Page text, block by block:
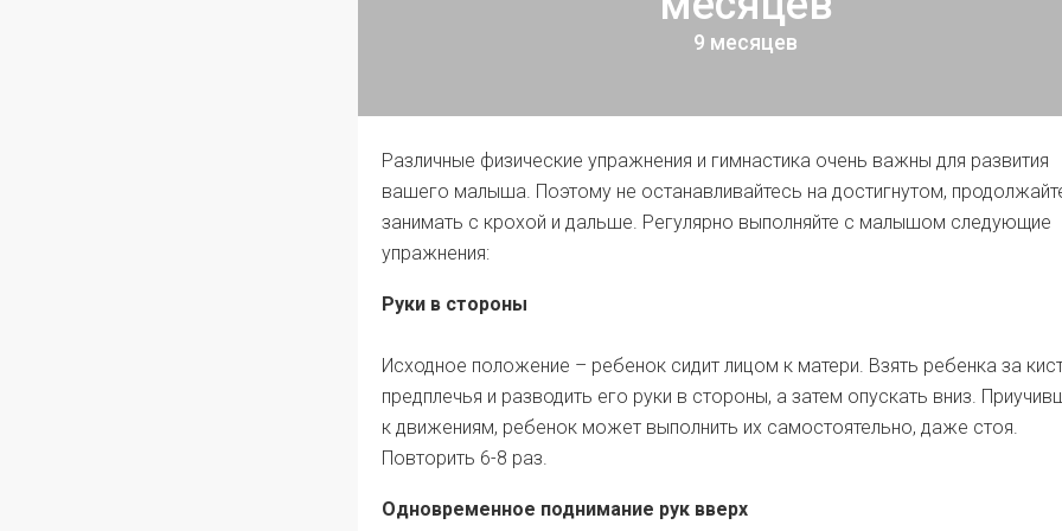
9 месяцев
Различные физические упражнения и гимнастика очень важны для развития
вашего малыша. Поэтому не останавливайтесь на достигнутом,
занимать с крохой и дальше. Регулярно выполняйте с малышом следующие
упражнения:
Руки в стороны
Исходное положение – ребенок сидит лицом к матери. Взять ребенка за
предплечья и разводить его руки в стороны, а затем опускать вниз.
к движениям, ребенок может выполнить их самостоятельно, даже стоя.
Повторить 6-8 раз.
Одновременное поднимание рук вверх